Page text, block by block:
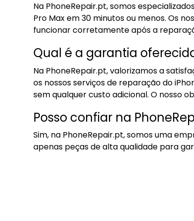
Na PhoneRepair.pt, somos
Pro Max em 30 minutos ou menos. Os
funcionar corretamente após a
Qual é a garantia
Na PhoneRepair.pt, valorizamos a
os nossos serviços de reparação do
sem qualquer custo adicional. O nosso
Posso confiar na
Sim, na PhoneRepair.pt, somos uma
apenas peças de alta qualidade para